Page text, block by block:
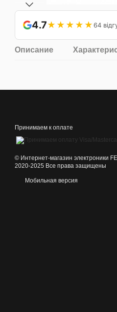
4.7★★★★★64
Описание
Принимаем к оплате
©️ Интернет-магазин электроники
2020-2025 Все права защищены
Мобильная версия